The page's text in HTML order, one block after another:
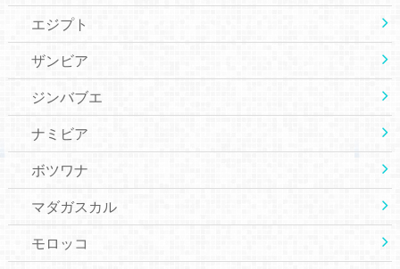
エジプト
ザンビア
ジンバブエ
ナミビア
ボツワナ
マダガスカル
モロッコ